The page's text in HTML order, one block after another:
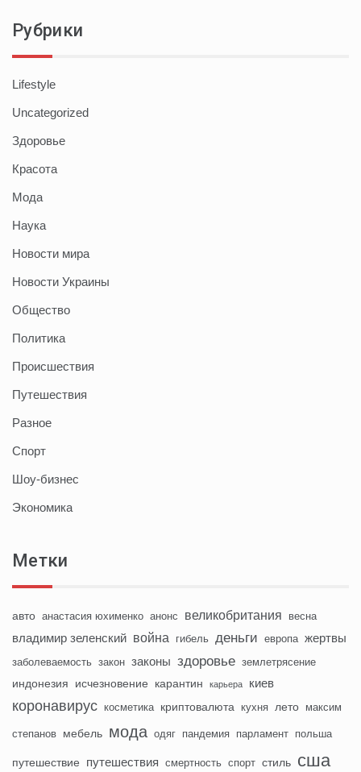
Рубрики
Lifestyle
Uncategorized
Здоровье
Красота
Мода
Наука
Новости мира
Новости Украины
Общество
Политика
Происшествия
Путешествия
Разное
Спорт
Шоу-бизнес
Экономика
Метки
авто анастасия юхименко анонс великобритания весна
владимир зеленский война гибель деньги европа жертвы
заболеваемость закон законы здоровье землетрясение
индонезия исчезновение карантин карьера киев
коронавирус косметика криптовалюта кухня лето максим
степанов мебель мода одяг пандемия парламент польша
путешествие путешествия смертность спорт стиль сша